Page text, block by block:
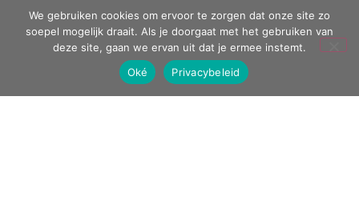
We gebruiken cookies om ervoor te zorgen dat onze site zo
soepel mogelijk draait. Als je doorgaat met het gebruiken van
deze site, gaan we ervan uit dat je ermee instemt.
Oké
Privacybeleid